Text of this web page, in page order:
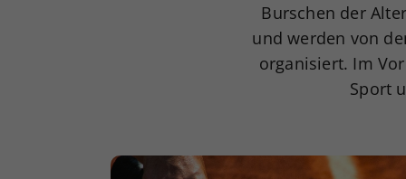
Burschen der
und werden von
organisiert. Im
Sport